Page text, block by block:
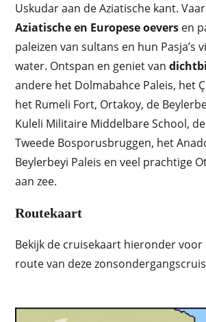
Uskudar aan de Aziatische kant.
Aziatische en Europese oevers en
paleizen van sultans en hun Pasja’s
water. Ontspan en geniet van
andere het Dolmabahce Paleis, het
het Rumeli Fort, Ortakoy, de
Kuleli Militaire Middelbare School,
Tweede Bosporusbruggen, het
Beylerbeyi Paleis en veel prachtige
aan zee.
Routekaart
Bekijk de cruisekaart hieronder voor
route van deze